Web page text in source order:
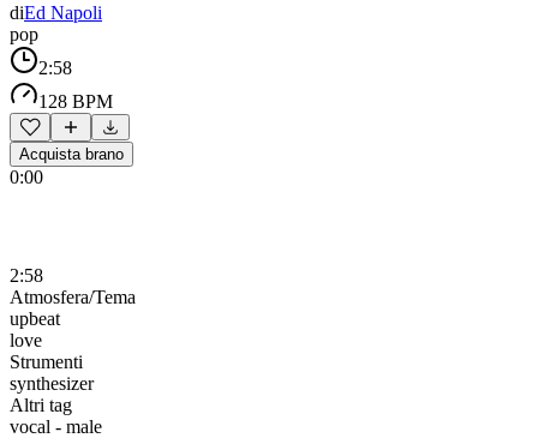
diEd Napoli
pop
2:58
128 BPM
Acquista brano
0:00
2:58
Atmosfera/Tema
upbeat
love
Strumenti
synthesizer
Altri tag
vocal - male